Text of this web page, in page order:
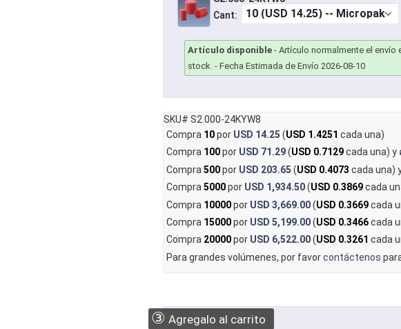
Cant:
Artículo disponible -Artículo normalmente el envío
stock. - Fecha Estimada de Envío 2026-08-10
SKU# S2.000-24KYW8
Compra 10por USD 14.25 (USD 1.4251 cada una)
Compra 100por USD 71.29(USD 0.7129cada una) y
Compra 500por USD 203.65 (USD 0.4073 cada una)
Compra 5000por USD 1,934.50(USD 0.3869cada
Compra 10000por USD 3,669.00(USD 0.3669cada
Compra 15000por USD 5,199.00(USD 0.3466cada
Compra 20000por USD 6,522.00(USD 0.3261 cada
Para grandes volúmenes, por favorcontáctenos
③ Agregalo al carrito